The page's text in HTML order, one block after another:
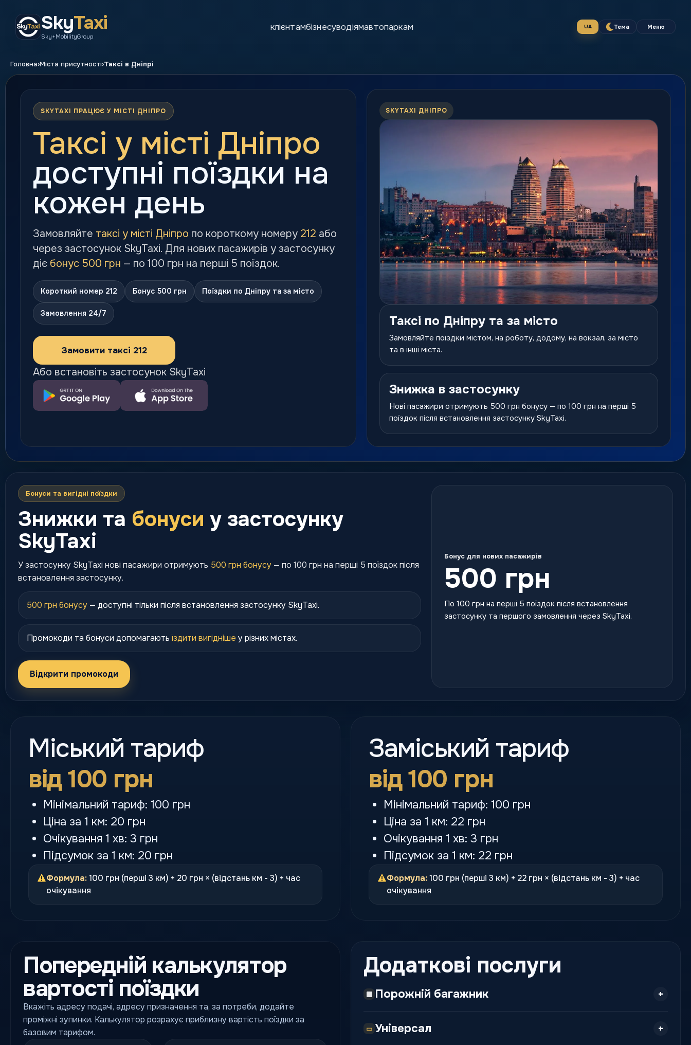
SkyTaxi
Sky+MobilityGroup
клієнтамбізнесуводіямавтопаркам UA Тема Меню
Головна›Міста присутності›Таксі в Дніпрі
SKYTAXI ПРАЦЮЄ У МІСТІ ДНІПРО
Таксі у місті Дніпро
доступні поїздки на
кожен день
Замовляйте таксі у місті Дніпро по короткому номеру 212 або
через застосунок SkyTaxi. Для нових пасажирів у застосунку
діє бонус 500 грн — по 100 грн на перші 5 поїздок.
Короткий номер 212 Бонус 500 грн Поїздки по Дніпру та за місто
Замовлення 24/7
Замовити таксі 212
Або встановіть застосунок SkyTaxi
SKYTAXI ДНІПРО
Таксі по Дніпру та за місто
Замовляйте поїздки містом, на роботу, додому, на вокзал, за місто
та в інші міста.
Знижка в застосунку
Нові пасажири отримують 500 грн бонусу — по 100 грн на перші 5
поїздок після встановлення застосунку SkyTaxi.
Бонуси та вигідні поїздки
Знижки та бонуси у застосунку
SkyTaxi
У застосунку SkyTaxi нові пасажири отримують 500 грн бонусу — по 100 грн на перші 5 поїздок після
встановлення застосунку.
500 грн бонусу — доступні тільки після встановлення застосунку SkyTaxi.
Промокоди та бонуси допомагаютьїздити вигідніше у різних містах.
Відкрити промокоди
Бонус для нових пасажирів
500 грн
По 100 грн на перші 5 поїздок після встановлення
застосунку та першого замовлення через SkyTaxi.
Міський тариф
від 100 грн
Мінімальний тариф: 100 грн
Ціна за 1 км: 20 грн
Очікування 1 хв: 3 грн
Підсумок за 1 км: 20 грн
Формула: 100 грн (перші 3 км) + 20 грн × (відстань км - 3) + час
очікування
Заміський тариф
від 100 грн
Мінімальний тариф: 100 грн
Ціна за 1 км: 22 грн
Очікування 1 хв: 3 грн
Підсумок за 1 км: 22 грн
Формула: 100 грн (перші 3 км) + 22 грн × (відстань км - 3) + час
очікування
Попередній калькулятор
вартості поїздки
Вкажіть адресу подачі, адресу призначення та, за потреби, додайте
проміжні зупинки. Калькулятор розрахує приблизну вартість поїздки за
базовим тарифом.
Додаткові послуги
Порожній багажник
▭ Універсал